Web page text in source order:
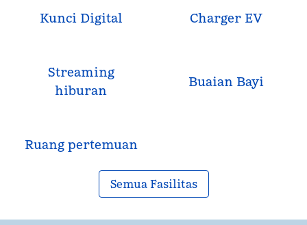
Kunci Digital Charger EV
Streaming
hiburan
Buaian Bayi
Ruang pertemuan
Semua Fasilitas